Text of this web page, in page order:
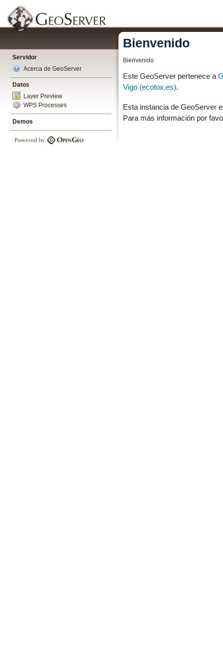
Servidor
Acerca de GeoServer
Datos
Layer Preview
WPS Processes
Demos
Bienvenido
Bienvenido
Este GeoServer pertenece a
Vigo (ecotox.es).
Esta instancia de GeoServer
Para más información por